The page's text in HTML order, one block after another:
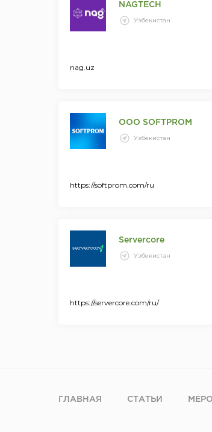
NAGTECH
Узбекистан
nag.uz
ООО SOFTPROM
Узбекистан
https://softprom.com/ru
Servercore
Узбекистан
https://servercore.com/ru/
ГЛАВНАЯ СТАТЬИ